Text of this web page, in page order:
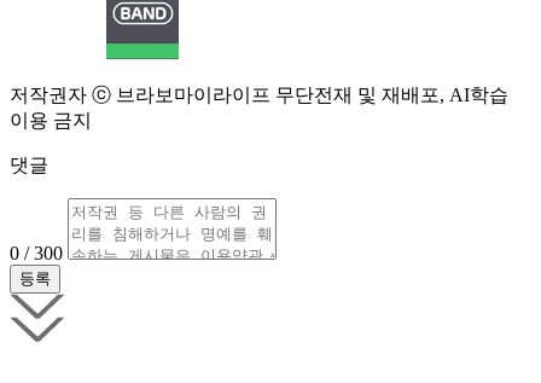
저작권자 ⓒ 브라보마이라이프 무단전재 및 재배포, AI학습
이용 금지
댓글
0 / 300